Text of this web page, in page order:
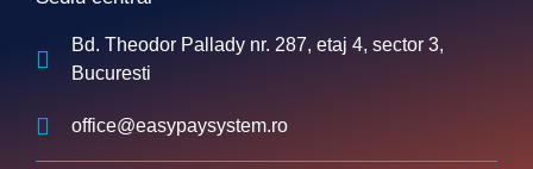
Bd. Theodor Pallady nr. 287, etaj 4, sector 3,
Bucuresti
office@easypaysystem.ro